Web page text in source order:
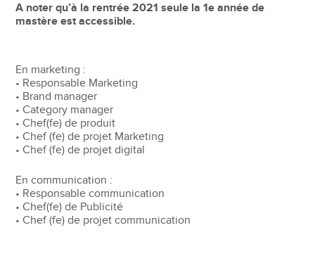
A noter qu’à la rentrée 2021 seule la 1e année de
mastère est accessible.
En marketing :
• Responsable Marketing
• Brand manager
• Category manager
• Chef(fe) de produit
• Chef (fe) de projet Marketing
• Chef (fe) de projet digital
En communication :
• Responsable communication
• Chef(fe) de Publicité
• Chef (fe) de projet communication